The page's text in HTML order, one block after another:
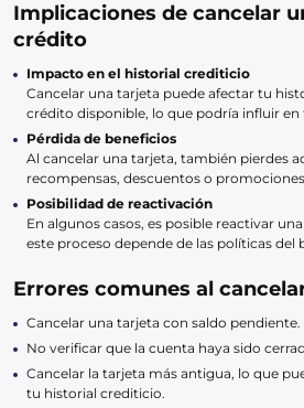
Implicaciones de cancelar
crédito
Impacto en el historial crediticio
Cancelar una tarjeta puede afectar tu
crédito disponible, lo que podría influir
Pérdida de beneficios
Al cancelar una tarjeta, también pierdes
recompensas, descuentos o
Posibilidad de reactivación
En algunos casos, es posible reactivar
este proceso depende de las políticas del
Errores comunes al
Cancelar una tarjeta con saldo pendiente.
No verificar que la cuenta haya sido
Cancelar la tarjeta más antigua, lo que
tu historial crediticio.